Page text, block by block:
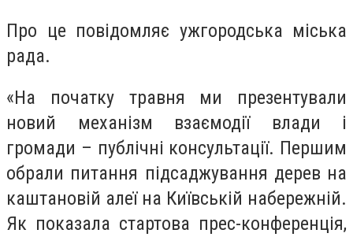
Про це повідомляє ужгородська міська
рада.
«На початку травня ми презентували
новий механізм взаємодії влади і
громади – публічні консультації. Першим
обрали питання підсаджування дерев на
каштановій алеї на Київській набережній.
Як показала стартова прес-конференція,